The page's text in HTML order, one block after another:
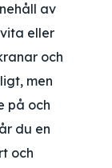
av
eller
och
men
på och
du en
och